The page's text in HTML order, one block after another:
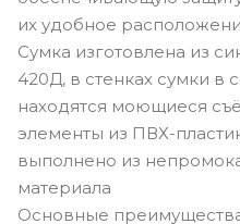
их удобное
Сумка изготовлена из
420Д, в стенках сумки в
находятся моющиеся
элементы из ПВХ-
выполнено из
материала
Основные